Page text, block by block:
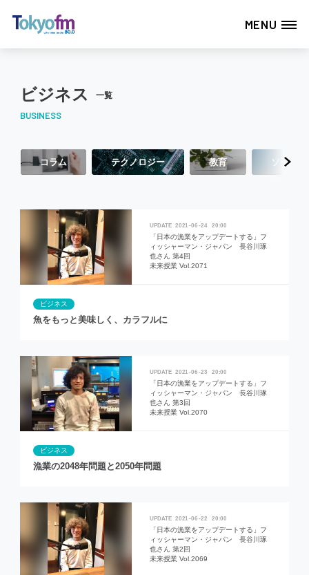
MENU
ビジネス 一覧
BUSINESS
コラム テクノロジー 教育 ソーシャ
2021 06 24 20:00
「日本の漁業をアップデートする」フ
ィッシャーマン・ジャパン 長谷川琢
也さん 第4回
未来授業 Vol.2071
ビジネス
魚をもっと美味しく、カラフルに
2021 06 23 20:00
「日本の漁業をアップデートする」フ
ィッシャーマン・ジャパン 長谷川琢
也さん 第3回
未来授業 Vol.2070
ビジネス
漁業の2048年問題と2050年問題
2021 06 22 20:00
「日本の漁業をアップデートする」フ
ィッシャーマン・ジャパン 長谷川琢
也さん 第2回
未来授業 Vol.2069